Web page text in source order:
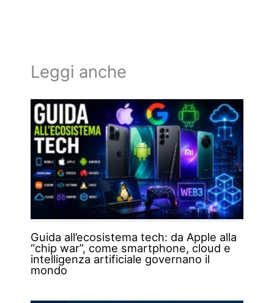
Leggi anche
Guida all’ecosistema tech: da Apple alla
“chip war”, come smartphone, cloud e
intelligenza artificiale governano il
mondo